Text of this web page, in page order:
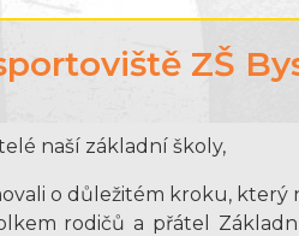
ZŠ
naší základní školy,
o důležitém kroku, který
rodičů a přátel